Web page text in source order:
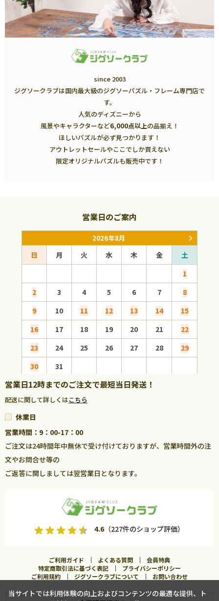
since 2003
ジグソークラブは国内最大級のジグソーパズル・フレーム専門店で
す。
人気のディズニーから
風景やキャラクターなど6,000点以上の品揃え！
ほしいパズルが必ず見つかります！
アウトレットセールやここでしか買えない
限定オリジナルパズルも販売中です！
営業日のご案内
2026年8月
日 月 火 水 木 金
土
1
2
3 4 5 6 7
8
9
10 11 12 13 14
15
16
17 18 19 20 21
22
23
24 25 26 27 28
29
30
31
営業日12時までのご注文で最短当日発送！
配送に関して詳しくはこちら
休業日
営業時間：9：00-17：00
ご注文は24時間年中無休で受け付けておりますが、営業時間外の注
文やお問合せ等の
ご返答に関しましては翌営業日となります。
4.6（227件のショップ評価）
ご利用ガイド よくある質問
会員特典
特定商取引法に基づく表記
プライバシーポリシー
ご利用規約
ジグソークラブについて お問い合わせ
当サイトでは利用体験の向上およびコンテンツの最適な提供、ト